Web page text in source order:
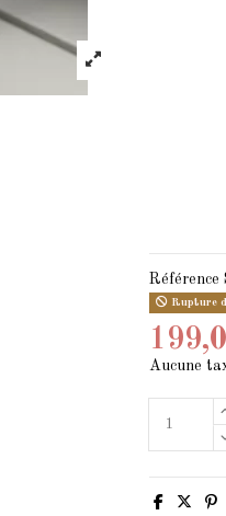
Référence
Rupture
Aucune